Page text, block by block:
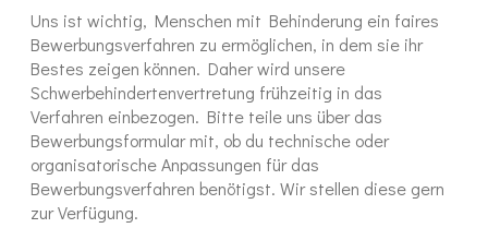
Uns ist wichtig, Menschen mit Behinderung ein faires
Bewerbungsverfahren zu ermöglichen, in dem sie ihr
Bestes zeigen können. Daher wird unsere
Schwerbehindertenvertretung frühzeitig in das
Verfahren einbezogen. Bitte teile uns über das
Bewerbungsformular mit, ob du technische oder
organisatorische Anpassungen für das
Bewerbungsverfahren benötigst. Wir stellen diese gern
zur Verfügung.